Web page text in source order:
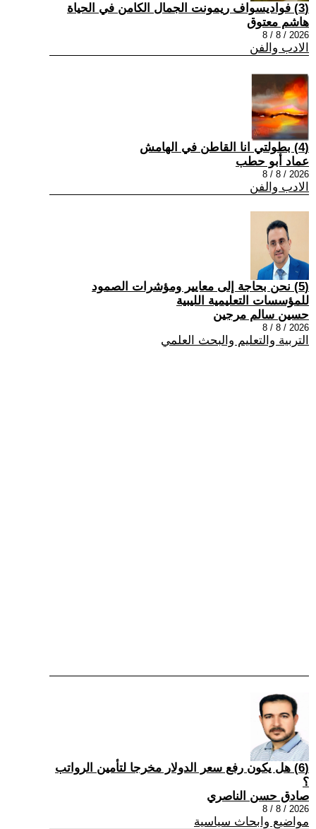
(3) فواديسواف ريمونت الجمال الكامن في الحياة
هاشم معتوق
2026 / 8 / 8
الادب والفن
(4) بطولتي انا القاطن في الهامش
عماد أبو حطب
2026 / 8 / 8
الادب والفن
(5) نحن بحاجة إلى معايير ومؤشرات الصمود
للمؤسسات التعليمية الليبية
حسين سالم مرجين
2026 / 8 / 8
التربية والتعليم والبحث العلمي
(6) هل يكون رفع سعر الدولار مخرجا لتأمين الرواتب
؟
صادق حسن الناصري
2026 / 8 / 8
مواضيع وابحاث سياسية